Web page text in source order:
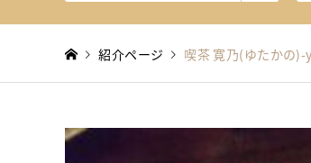
紹介ページ 喫茶 寛乃(ゆたかの